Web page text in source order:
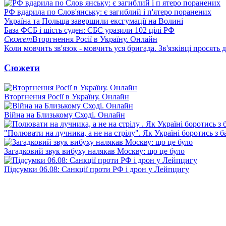
РФ вдарила по Слов'янську: є загиблий і п'ятеро поранених
Україна та Польща завершили ексгумації на Волині
База ФСБ і шість суден: СБС уразили 102 цілі РФ
СюжетВторгнення Росії в Україну. Онлайн
Коли мовчить зв'язок - мовчить уся бригада. Зв'язківці просять
Сюжети
Вторгнення Росії в Україну. Онлайн
Війна на Близькому Сході. Онлайн
"Полювати на лучника, а не на стрілу". Як Україні боротись з
Загадковий звук вибуху налякав Москву: що це було
Підсумки 06.08: Санкції проти РФ і дрон у Лейпцигу